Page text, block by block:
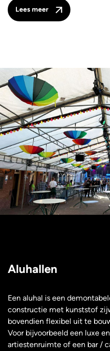
Lees meer
Aluhallen
Een aluhal is een
constructie met kunststof
bovendien flexibel uit te
Voor bijvoorbeeld een luxe
artiestenruimte of een bar /